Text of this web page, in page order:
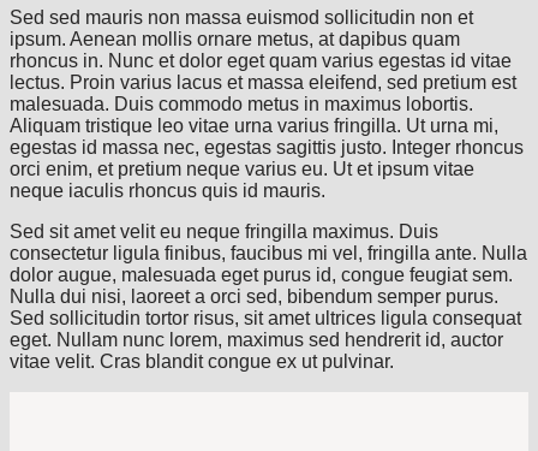
Sed sed mauris non massa euismod sollicitudin non et
ipsum. Aenean mollis ornare metus, at dapibus quam
rhoncus in. Nunc et dolor eget quam varius egestas id vitae
lectus. Proin varius lacus et massa eleifend, sed pretium est
malesuada. Duis commodo metus in maximus lobortis.
Aliquam tristique leo vitae urna varius fringilla. Ut urna mi,
egestas id massa nec, egestas sagittis justo. Integer rhoncus
orci enim, et pretium neque varius eu. Ut et ipsum vitae
neque iaculis rhoncus quis id mauris.
Sed sit amet velit eu neque fringilla maximus. Duis
consectetur ligula finibus, faucibus mi vel, fringilla ante. Nulla
dolor augue, malesuada eget purus id, congue feugiat sem.
Nulla dui nisi, laoreet a orci sed, bibendum semper purus.
Sed sollicitudin tortor risus, sit amet ultrices ligula consequat
eget. Nullam nunc lorem, maximus sed hendrerit id, auctor
vitae velit. Cras blandit congue ex ut pulvinar.